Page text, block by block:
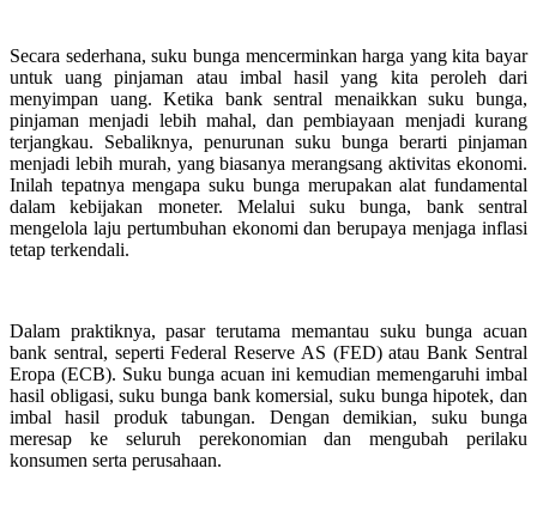
Secara sederhana, suku bunga mencerminkan harga yang kita bayar
untuk uang pinjaman atau imbal hasil yang kita peroleh dari
menyimpan uang. Ketika bank sentral menaikkan suku bunga,
pinjaman menjadi lebih mahal, dan pembiayaan menjadi kurang
terjangkau. Sebaliknya, penurunan suku bunga berarti pinjaman
menjadi lebih murah, yang biasanya merangsang aktivitas ekonomi.
Inilah tepatnya mengapa suku bunga merupakan alat fundamental
dalam kebijakan moneter. Melalui suku bunga, bank sentral
mengelola laju pertumbuhan ekonomi dan berupaya menjaga inflasi
tetap terkendali.
Dalam praktiknya, pasar terutama memantau suku bunga acuan
bank sentral, seperti Federal Reserve AS (FED) atau Bank Sentral
Eropa (ECB). Suku bunga acuan ini kemudian memengaruhi imbal
hasil obligasi, suku bunga bank komersial, suku bunga hipotek, dan
imbal hasil produk tabungan. Dengan demikian, suku bunga
meresap ke seluruh perekonomian dan mengubah perilaku
konsumen serta perusahaan.